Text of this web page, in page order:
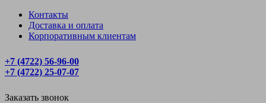
Контакты
Доставка и оплата
Корпоративным клиентам
+7 (4722) 56‑96-00
+7 (4722) 25‑07-07
Заказать звонок